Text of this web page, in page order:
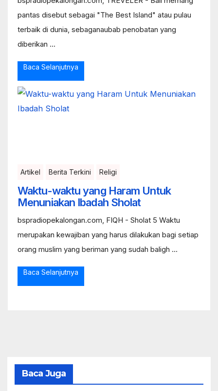
pantas disebut sebagai "The Best Island" atau pulau
terbaik di dunia, sebaganaubab penobatan yang
diberikan ...
Baca Selanjutnya
Artikel Berita Terkini Religi
Waktu-waktu yang Haram Untuk
Menuniakan Ibadah Sholat
bspradiopekalongan.com, FIQH - Sholat 5 Waktu
merupakan kewajiban yang harus dilakukan bagi setiap
orang muslim yang beriman yang sudah baligh ...
Baca Selanjutnya
Baca Juga